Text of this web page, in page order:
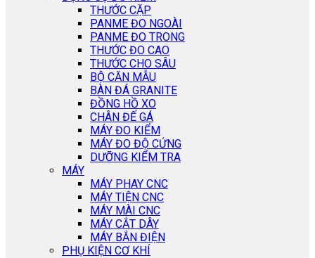
THƯỚC CẶP
PANME ĐO NGOÀI
PANME ĐO TRONG
THƯỚC ĐO CAO
THƯỚC CHO SÂU
BỘ CĂN MẪU
BÀN ĐÁ GRANITE
ĐỒNG HỒ XO
CHÂN ĐẾ GÁ
MÁY ĐO KIỂM
MÁY ĐO ĐỘ CỨNG
DƯỠNG KIỂM TRA
MÁY
MÁY PHAY CNC
MÁY TIỆN CNC
MÁY MÀI CNC
MÁY CẮT DÂY
MÁY BẮN ĐIỆN
PHỤ KIỆN CƠ KHÍ